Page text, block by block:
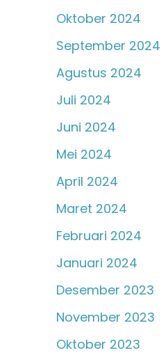
Oktober 2024
September 2024
Agustus 2024
Juli 2024
Juni 2024
Mei 2024
April 2024
Maret 2024
Februari 2024
Januari 2024
Desember 2023
November 2023
Oktober 2023